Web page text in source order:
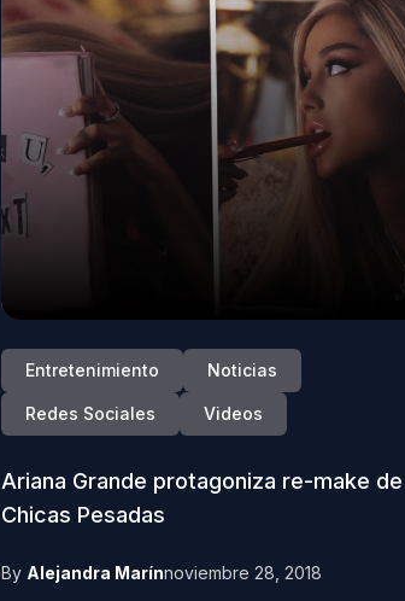
Entretenimiento Noticias
Redes Sociales Videos
Ariana Grande protagoniza re-make de
Chicas Pesadas
By Alejandra Marínnoviembre 28, 2018